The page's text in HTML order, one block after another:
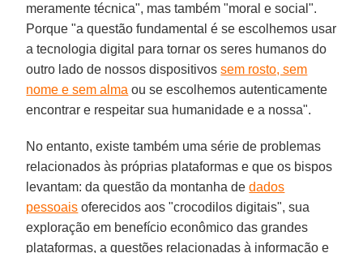
meramente técnica", mas também "moral e social".
Porque "a questão fundamental é se escolhemos usar
a tecnologia digital para tornar os seres humanos do
outro lado de nossos dispositivossem rosto, sem
nome e sem alma ou se escolhemos autenticamente
encontrar e respeitar sua humanidade e a nossa".
No entanto, existe também uma série de problemas
relacionados às próprias plataformas e que os bispos
levantam: da questão da montanha dedados
pessoais oferecidos aos "crocodilos digitais", sua
exploração em benefício econômico das grandes
plataformas, a questões relacionadas à informação e